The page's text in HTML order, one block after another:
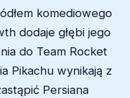
komediowego
dodaje głębi jego
do Team Rocket
Pikachu wynikają z
Persiana